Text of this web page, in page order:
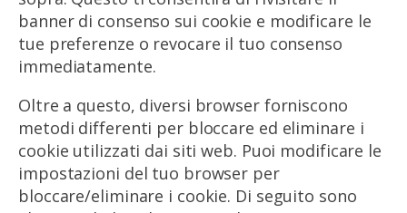
banner di consenso sui cookie e modificare le
tue preferenze o revocare il tuo consenso
immediatamente.
Oltre a questo, diversi browser forniscono
metodi differenti per bloccare ed eliminare i
cookie utilizzati dai siti web. Puoi modificare le
impostazioni del tuo browser per
bloccare/eliminare i cookie. Di seguito sono